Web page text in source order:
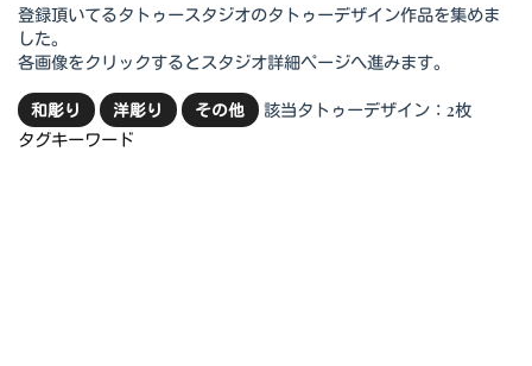
登録頂いてるタトゥースタジオのタトゥーデザイン作品を集めま
した。
各画像をクリックするとスタジオ詳細ページへ進みます。
和彫り 洋彫り その他
該当タトゥーデザイン：2枚
タグキーワード